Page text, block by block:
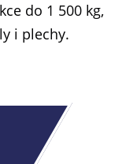
do 1 500 kg,
i plechy.